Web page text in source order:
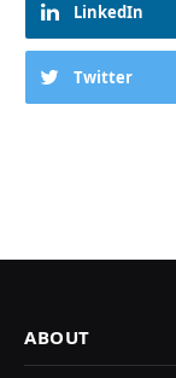
LinkedIn
Twitter
ABOUT